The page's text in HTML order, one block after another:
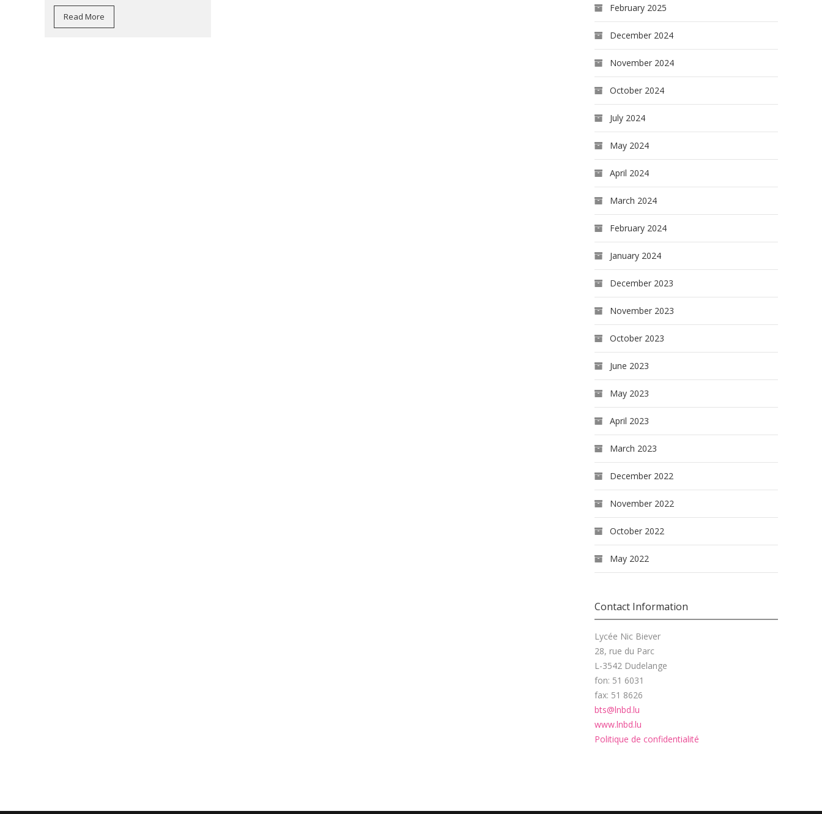
Read More
February 2025
December 2024
November 2024
October 2024
July 2024
May 2024
April 2024
March 2024
February 2024
January 2024
December 2023
November 2023
October 2023
June 2023
May 2023
April 2023
March 2023
December 2022
November 2022
October 2022
May 2022
Contact Information
Lycée Nic Biever
28, rue du Parc
L-3542 Dudelange
fon: 51 6031
fax: 51 8626
bts@lnbd.lu
www.lnbd.lu
Politique de confidentialité